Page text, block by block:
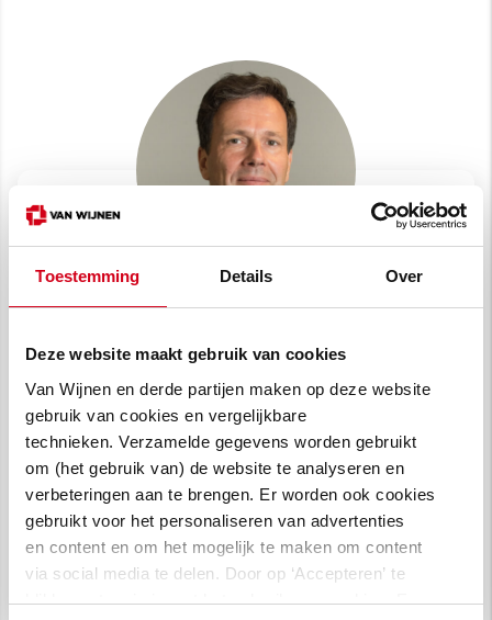
Toestemming Details Over
Deze website maakt gebruik van cookies
Van Wijnen en derde partijen maken op deze website
gebruik van cookies en vergelijkbare
technieken. Verzamelde gegevens worden gebruikt
om (het gebruik van) de website te analyseren en
verbeteringen aan te brengen. Er worden ook cookies
gebruikt voor het personaliseren van advertenties
en content en om het mogelijk te maken om content
via social media te delen. Door op ‘Accepteren’ te
klikken, stem je in met het gebruik van cookies. Een
Directeur bestuurder Woonplus
“Het plan sluit uitstekend aan op de
doelen van de gemeente en Woonplus.
Voor ons is het belangrijk dat onze
nieuwe huurders straks in een prettige,
groene omgeving wonen, waar ze
kunnen doorstromen. Door
eengezinswoningen en appartementen
te bouwen zorgen we voor een mix van
bewoners. We geloven namelijk dat dat
bijdraagt aan een fijnere buurt.”